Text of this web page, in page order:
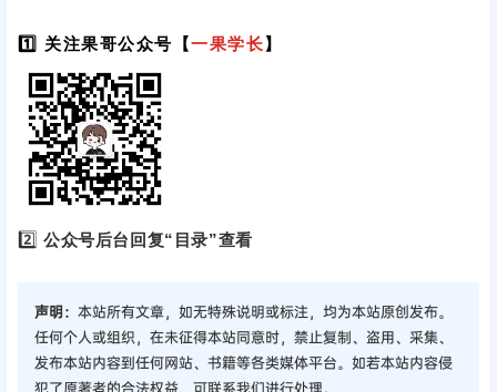
1️⃣ 关注果哥公众号【一果学长】
2️⃣公众号后台回复“目录”查看
声明： 本站所有文章，如无特殊说明或标注，均为本站原创发布。
任何个人或组织，在未征得本站同意时，禁止复制、盗用、采集、
发布本站内容到任何网站、书籍等各类媒体平台。如若本站内容侵
犯了原著者的合法权益，可联系我们进行处理。